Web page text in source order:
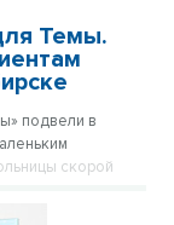
Темы.
подвели в
скорой
детских
год,